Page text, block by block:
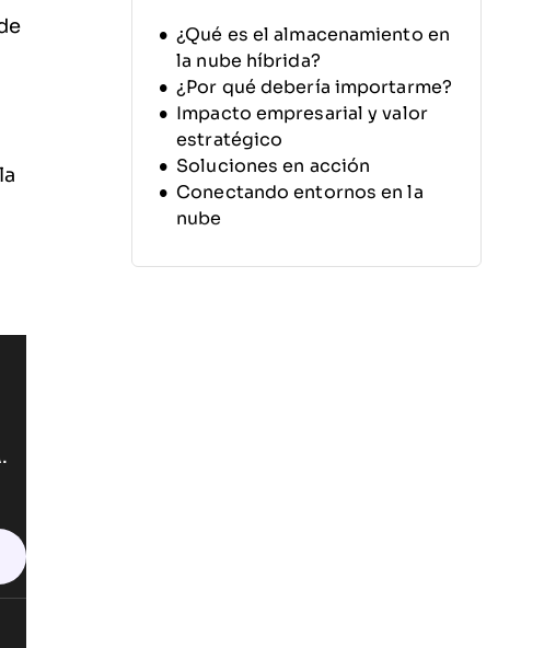
¿Qué es el almacenamiento en
la nube híbrida?
¿Por qué debería importarme?
Impacto empresarial y valor
estratégico
Soluciones en acción
Conectando entornos en la
nube
Reflexiones finales